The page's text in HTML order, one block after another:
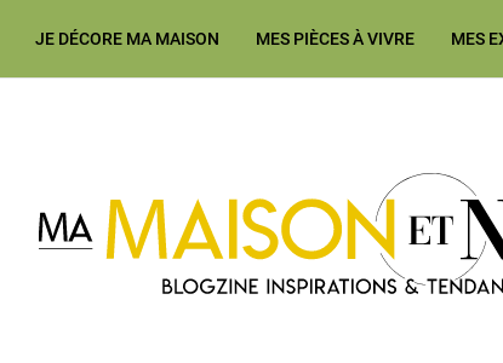
JE DÉCORE MA MAISON MES PIÈCES À VIVRE MES
Ma Maison et